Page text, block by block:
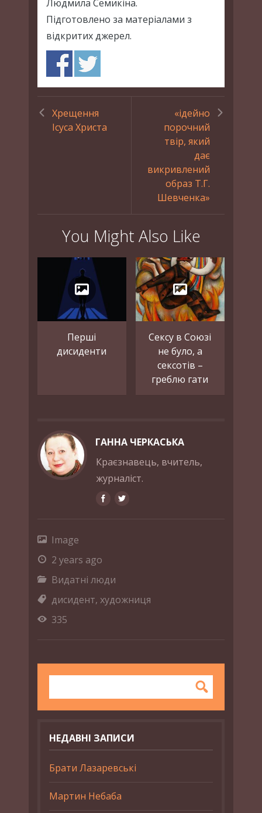
Людмила Семикіна.
Підготовлено за матеріалами з
відкритих джерел.
Хрещення
Ісуса Христа
«ідейно
порочний
твір, який
дає
викривлений
образ Т.Г.
Шевченка»
You Might Also Like
Перші
дисиденти
Сексу в Союзі
не було, а
сексотів –
греблю гати
ГАННА ЧЕРКАСЬКА
Краєзнавець, вчитель,
журналіст.
Image
2 years ago
Видатні люди
дисидент, художниця
335
НЕДАВНІ ЗАПИСИ
Брати Лазаревські
Мартин Небаба